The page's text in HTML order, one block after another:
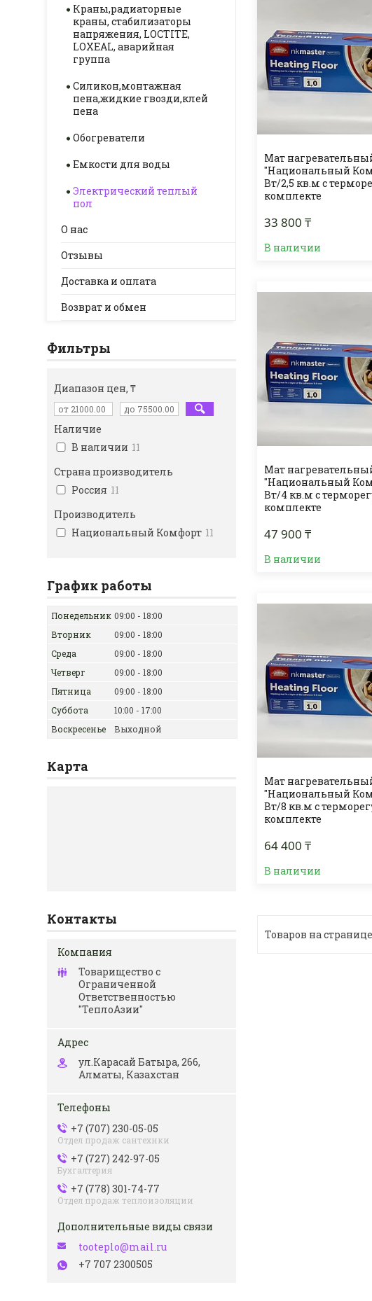
Мат
"Национальный
Вт/2,5 кв.м с
комплекте
33 800 ₸
В наличии
Мат
"Национальный
Вт/4 кв.м с
комплекте
47 900 ₸
В наличии
Мат
"Национальный
Вт/8 кв.м с
комплекте
64 400 ₸
В наличии
Краны,радиаторные
краны, стабилизаторы
напряжения, LOCTITE,
LOXEAL, аварийная
группа
Силикон,монтажная
пена,жидкие гвозди,клей
пена
Обогреватели
Емкости для воды
Электрический теплый
пол
О нас
Отзывы
Доставка и оплата
Возврат и обмен
Фильтры
Диапазон цен, ₸
Наличие
В наличии 11
Страна производитель
Россия 11
Производитель
Национальный Комфорт 11
График работы
Понедельник 09:00
18:00
Вторник
09:00
18:00
Среда
09:00
18:00
Четверг
09:00
18:00
Пятница
09:00
18:00
Суббота
10:00
17:00
Воскресенье
Выходной
Карта
Контакты
Товарищество с
Ограниченной
Ответственностью
"ТеплоАзии"
ул.Карасай Батыра, 266,
Алматы, Казахстан
+7 (707) 230-05-05
Отдел продаж сантехнки
+7 (727) 242-97-05
Бухгалтерия
+7 (778) 301-74-77
Отдел продаж теплоизоляции
tooteplo@mail.ru
+7 707 2300505